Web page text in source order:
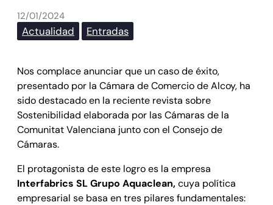
12/01/2024
Actualidad Entradas
Nos complace anunciar que un caso de éxito,
presentado por la Cámara de Comercio de Alcoy, ha
sido destacado en la reciente revista sobre
Sostenibilidad elaborada por las Cámaras de la
Comunitat Valenciana junto con el Consejo de
Cámaras.
El protagonista de este logro es la empresa
Interfabrics SL Grupo Aquaclean,cuya política
empresarial se basa en tres pilares fundamentales: